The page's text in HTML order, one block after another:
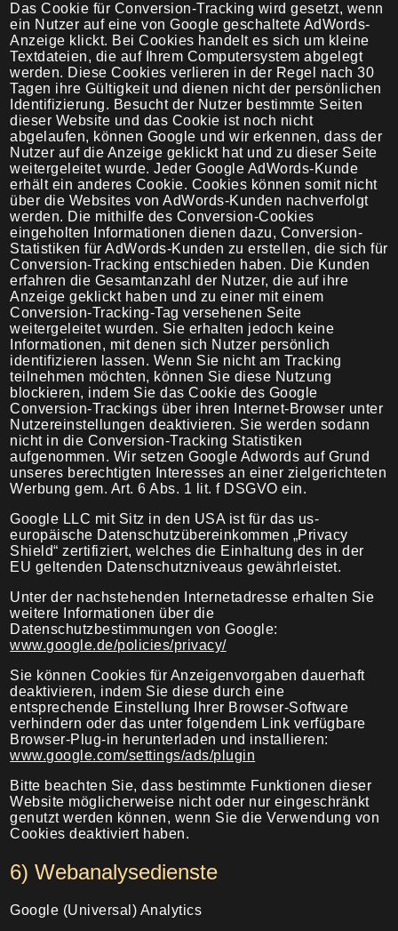
Das Cookie für Conversion-Tracking wird gesetzt, wenn
ein Nutzer auf eine von Google geschaltete AdWords-
Anzeige klickt. Bei Cookies handelt es sich um kleine
Textdateien, die auf Ihrem Computersystem abgelegt
werden. Diese Cookies verlieren in der Regel nach 30
Tagen ihre Gültigkeit und dienen nicht der persönlichen
Identifizierung. Besucht der Nutzer bestimmte Seiten
dieser Website und das Cookie ist noch nicht
abgelaufen, können Google und wir erkennen, dass der
Nutzer auf die Anzeige geklickt hat und zu dieser Seite
weitergeleitet wurde. Jeder Google AdWords-Kunde
erhält ein anderes Cookie. Cookies können somit nicht
über die Websites von AdWords-Kunden nachverfolgt
werden. Die mithilfe des Conversion-Cookies
eingeholten Informationen dienen dazu, Conversion-
Statistiken für AdWords-Kunden zu erstellen, die sich für
Conversion-Tracking entschieden haben. Die Kunden
erfahren die Gesamtanzahl der Nutzer, die auf ihre
Anzeige geklickt haben und zu einer mit einem
Conversion-Tracking-Tag versehenen Seite
weitergeleitet wurden. Sie erhalten jedoch keine
Informationen, mit denen sich Nutzer persönlich
identifizieren lassen. Wenn Sie nicht am Tracking
teilnehmen möchten, können Sie diese Nutzung
blockieren, indem Sie das Cookie des Google
Conversion-Trackings über ihren Internet-Browser unter
Nutzereinstellungen deaktivieren. Sie werden sodann
nicht in die Conversion-Tracking Statistiken
aufgenommen. Wir setzen Google Adwords auf Grund
unseres berechtigten Interesses an einer zielgerichteten
Werbung gem. Art. 6 Abs. 1 lit. f DSGVO ein.
Google LLC mit Sitz in den USA ist für das us-
europäische Datenschutzübereinkommen „Privacy
Shield“ zertifiziert, welches die Einhaltung des in der
EU geltenden Datenschutzniveaus gewährleistet.
Unter der nachstehenden Internetadresse erhalten Sie
weitere Informationen über die
Datenschutzbestimmungen von Google:
www.google.de/policies/privacy/
Sie können Cookies für Anzeigenvorgaben dauerhaft
deaktivieren, indem Sie diese durch eine
entsprechende Einstellung Ihrer Browser-Software
verhindern oder das unter folgendem Link verfügbare
Browser-Plug-in herunterladen und installieren:
www.google.com/settings/ads/plugin
Bitte beachten Sie, dass bestimmte Funktionen dieser
Website möglicherweise nicht oder nur eingeschränkt
genutzt werden können, wenn Sie die Verwendung von
Cookies deaktiviert haben.
6) Webanalysedienste
Google (Universal) Analytics